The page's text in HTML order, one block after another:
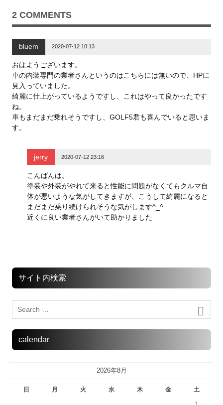
有
(
新
し
ウ
ィ
ン
ウ
で
開
き
ま
す
)
ク
リ
ッ
ク
く
い
(
新
し
い
ウ
ィ
ド
ウ
す
新
し
ィ
ウ
で
開
す
)
2 COMMENTS
bluem 2020-07-12 10:13
おはようございます。
車の内装専門の業者さんというのはこちらには無いので、HPに
見入っていました。
綺麗に仕上がっているようですし、これはやって良かったです
ね。
車もまだまだ乗れそうですし、GOLF5君も喜んでいると思いま
す。
jerry 2020-07-12 23:16
こんばんは。
塗装や外装がやれて来ると性能に問題がなくてもクルマ自
体が悪いような気がしてきますが、こうして綺麗になると
まだまだ乗り続けられそうな気がします^_^
近くに良い業者さんがいて助かりました
サイト内検索
calendar
2026年8月
日 月 火 水 木 金 土